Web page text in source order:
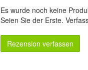
Es wurde noch keine
Seien Sie der Erste.
Rezension verfassen